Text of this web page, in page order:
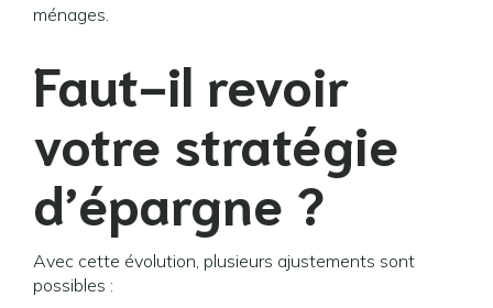
ménages.
Faut-il revoir
votre stratégie
d’épargne ?
Avec cette évolution, plusieurs ajustements sont
possibles :